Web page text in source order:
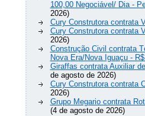
100,00 Negociável/ Dia -
2026)
Cury Construtora contrata
Cury Construtora contrata
2026)
Construção Civil contrata
Nova Era/Nova Iguaçu -
Giraffas contrata Auxiliar
de agosto de 2026)
Cury Construtora contrata
2026)
Grupo Megario contrata
(4 de agosto de 2026)